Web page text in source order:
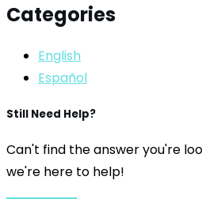
Categories
English
Español
Still Need Help?
Can't find the answer you're
we're here to help!